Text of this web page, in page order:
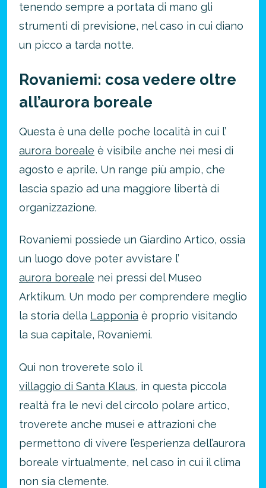
tenendo sempre a portata di mano gli
strumenti di previsione, nel caso in cui diano
un picco a tarda notte.
Rovaniemi: cosa vedere oltre
all’aurora boreale
Questa è una delle poche località in cui l’
aurora boreale è visibile anche nei mesi di
agosto e aprile. Un range più ampio, che
lascia spazio ad una maggiore libertà di
organizzazione.
Rovaniemi possiede un Giardino Artico, ossia
un luogo dove poter avvistare l’
aurora boreale nei pressi del Museo
Arktikum. Un modo per comprendere meglio
la storia della Lapponia è proprio visitando
la sua capitale, Rovaniemi.
Qui non troverete solo il
villaggio di Santa Klaus, in questa piccola
realtà fra le nevi del circolo polare artico,
troverete anche musei e attrazioni che
permettono di vivere l’esperienza dell’aurora
boreale virtualmente, nel caso in cui il clima
non sia clemente.
approfitta del nostro 4-2-1
ATTIVA OFFERTA